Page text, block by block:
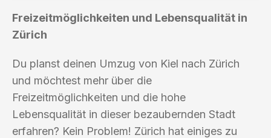
Freizeitmöglichkeiten und Lebensqualität in
Zürich
Du planst deinen Umzug von Kiel nach Zürich
und möchtest mehr über die
Freizeitmöglichkeiten und die hohe
Lebensqualität in dieser bezaubernden Stadt
erfahren? Kein Problem! Zürich hat einiges zu